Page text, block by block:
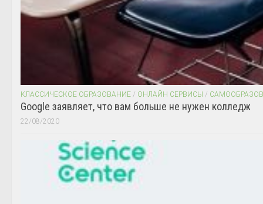
КЛАССИЧЕСКОЕ ОБРАЗОВАНИЕ / ОНЛАЙН СЕРВИСЫ /
Google заявляет, что вам больше не нужен колледж
22/08/2020